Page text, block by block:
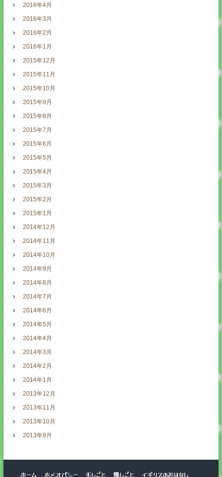
2016年4月
2016年3月
2016年2月
2016年1月
2015年12月
2015年11月
2015年10月
2015年9月
2015年8月
2015年7月
2015年6月
2015年5月
2015年4月
2015年3月
2015年2月
2015年1月
2014年12月
2014年11月
2014年10月
2014年9月
2014年8月
2014年7月
2014年6月
2014年5月
2014年4月
2014年3月
2014年2月
2014年1月
2013年12月
2013年11月
2013年10月
2013年9月
ホーム ホメオパシー 手しごと 畑しごと イギリスのおはなし